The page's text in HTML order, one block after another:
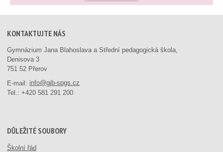
KONTAKTUJTE NÁS
Gymnázium Jana Blahoslava a Střední pedagogická škola,
Denisova 3
751 52 Přerov
E-mail: info@gjb-spgs.cz
Tel.:+420 581 291 200
DŮLEŽITÉ SOUBORY
Školní řád